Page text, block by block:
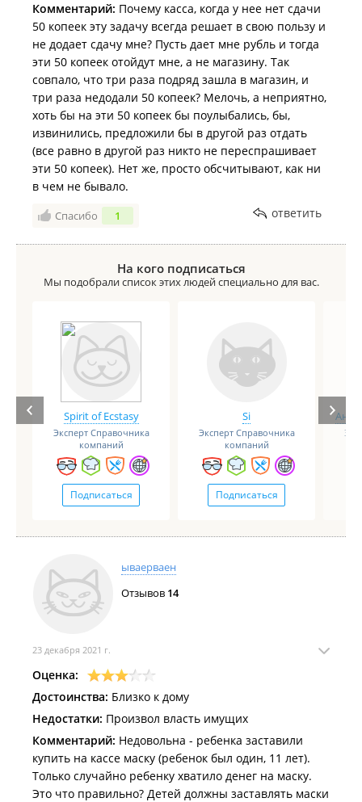
Комментарий: Почему касса, когда у нее нет сдачи
50 копеек эту задачу всегда решает в свою пользу и
не додает сдачу мне? Пусть дает мне рубль и тогда
эти 50 копеек отойдут мне, а не магазину. Так
совпало, что три раза подряд зашла в магазин, и
три раза недодали 50 копеек? Мелочь, а неприятно,
хоть бы на эти 50 копеек бы поулыбались, бы,
извинились, предложили бы в другой раз отдать
(все равно в другой раз никто не переспрашивает
эти 50 копеек). Нет же, просто обсчитывают, как ни
в чем не бывало.
Спасибо 1 ответить
На кого подписаться
Мы подобрали список этих людей специально для вас.
Spirit of Ecstasy
Эксперт Справочника
компаний
Подписаться
Si
Эксперт Справочника
компаний
Подписаться
ываерваен
Отзывов 14
23 декабря 2021 г.
Оценка:
Достоинства: Близко к дому
Недостатки: Произвол власть имущих
Комментарий: Недовольна - ребенка заставили
купить на кассе маску (ребенок был один, 11 лет).
Только случайно ребенку хватило денег на маску.
Это что правильно? Детей должны заставлять маски